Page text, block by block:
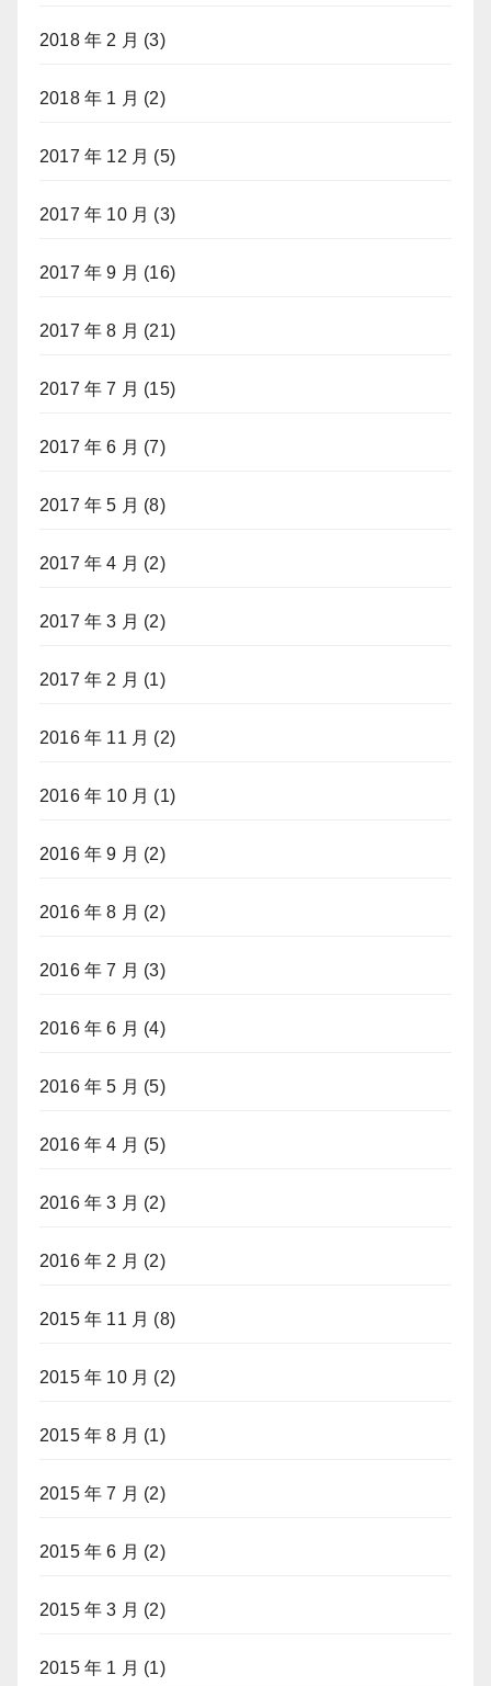
2018 年 2 月 (3)
2018 年 1 月 (2)
2017 年 12 月 (5)
2017 年 10 月 (3)
2017 年 9 月 (16)
2017 年 8 月 (21)
2017 年 7 月 (15)
2017 年 6 月 (7)
2017 年 5 月 (8)
2017 年 4 月 (2)
2017 年 3 月 (2)
2017 年 2 月 (1)
2016 年 11 月 (2)
2016 年 10 月 (1)
2016 年 9 月 (2)
2016 年 8 月 (2)
2016 年 7 月 (3)
2016 年 6 月 (4)
2016 年 5 月 (5)
2016 年 4 月 (5)
2016 年 3 月 (2)
2016 年 2 月 (2)
2015 年 11 月 (8)
2015 年 10 月 (2)
2015 年 8 月 (1)
2015 年 7 月 (2)
2015 年 6 月 (2)
2015 年 3 月 (2)
2015 年 1 月 (1)